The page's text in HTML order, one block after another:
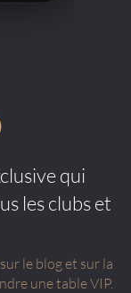
qui
les clubs et
le blog et sur la
une table VIP.